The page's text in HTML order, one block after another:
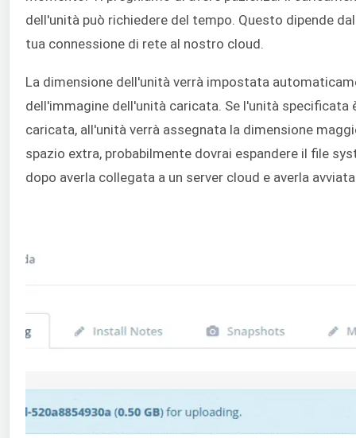
dell'unità può richiedere del tempo. Questo dipende
tua connessione di rete al nostro cloud.
La dimensione dell'unità verrà impostata
dell'immagine dell'unità caricata. Se l'unità specificata
caricata, all'unità verrà assegnata la dimensione
spazio extra, probabilmente dovrai espandere il file
dopo averla collegata a un server cloud e averla